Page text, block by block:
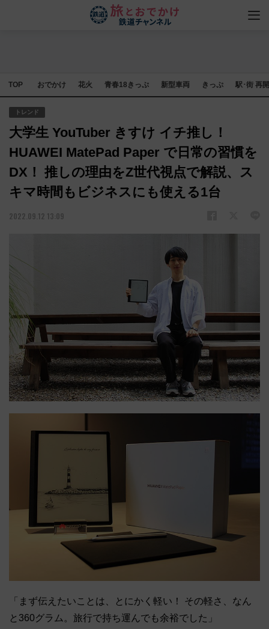
TOP おでかけ 花火 青春18きっぷ 新型車両 きっぷ 駅･街 再
トレンド
大学生 YouTuber きすけ イチ推し！
HUAWEI MatePad Paper で日常の習慣を
DX！ 推しの理由をZ世代視点で解説、ス
キマ時間もビジネスにも使える1台
2022.09.12 13:09
「まず伝えたいことは、とにかく軽い！ その軽さ、なん
と360グラム。旅行で持ち運んでも余裕でした」